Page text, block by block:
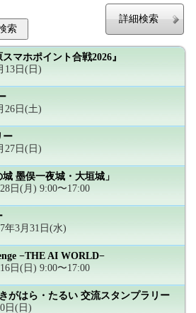
詳細検索
マホポイント合戦2026』
13日(日)
26日(土)
ー
27日(日)
墨俣一夜城・大垣城」
日(月) 9:00〜17:00
年3月31日(水)
−THE AI WORLD−
日(日) 9:00〜17:00
がはら・たるい 交流スタンプラリー
日(日)